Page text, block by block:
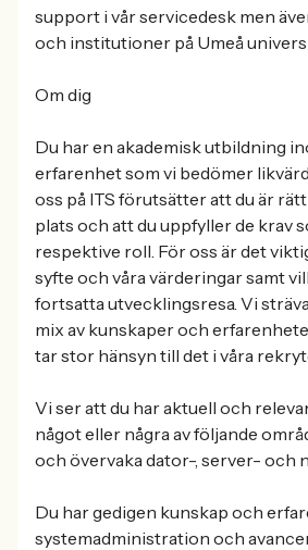
support i vår servicedesk men
och institutioner på Umeå
Om dig
Du har en akademisk utbildning
erfarenhet som vi bedömer
oss på ITS förutsätter att du är
plats och att du uppfyller de krav
respektive roll. För oss är det
syfte och våra värderingar samt
fortsatta utvecklingsresa. Vi
mix av kunskaper och
tar stor hänsyn till det i våra
Vi ser att du har aktuell och
något eller några av följande
och övervaka dator-, server- och
Du har gedigen kunskap och
systemadministration och